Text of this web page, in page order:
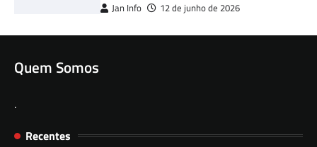
Jan Info 12 de junho de 2026
Quem Somos
.
Recentes